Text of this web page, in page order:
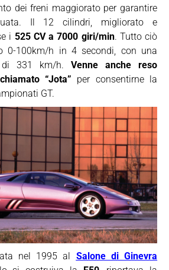
dei freni maggiorato per garantire
Il 12 cilindri, migliorato e
i 525 CV a 7000 giri/min. Tutto ciò
0-100km/h in 4 secondi, con una
331 km/h. Venne anche reso
“Jota” per consentirne la
GT.
nel 1995 al Salone di Ginevra